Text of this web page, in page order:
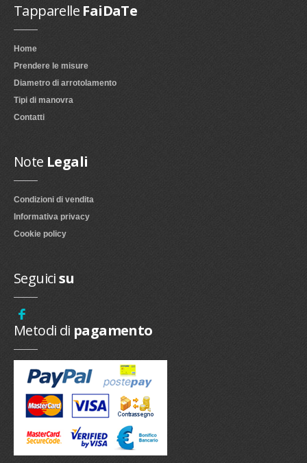
Tapparelle FaiDaTe
Home
Prendere le misure
Diametro di arrotolamento
Tipi di manovra
Contatti
Note Legali
Condizioni di vendita
Informativa privacy
Cookie policy
Seguicisu
Metodi di pagamento